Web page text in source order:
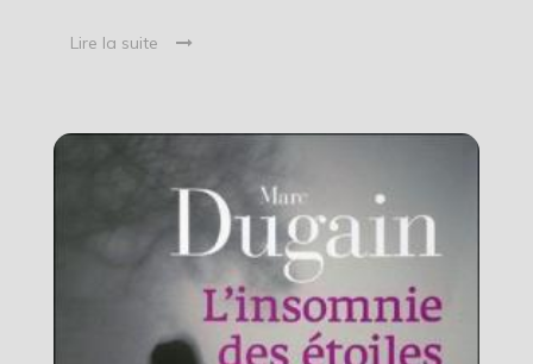
Lire la suite